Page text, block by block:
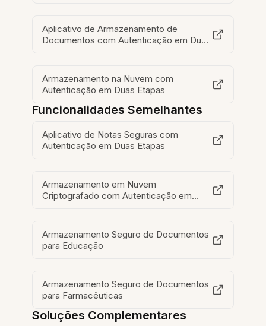
Aplicativo de Armazenamento de
Documentos com Autenticação em Duas
Armazenamento na Nuvem com
Autenticação em Duas Etapas
Funcionalidades Semelhantes
Aplicativo de Notas Seguras com
Autenticação em Duas Etapas
Armazenamento em Nuvem
Criptografado com Autenticação em
Armazenamento Seguro de Documentos
para Educação
Armazenamento Seguro de Documentos
para Farmacêuticas
Soluções Complementares